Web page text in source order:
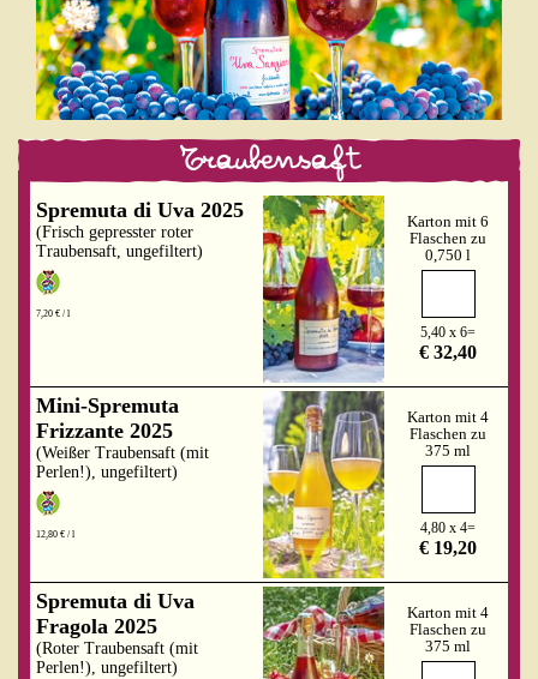
Traubensaft
Spremuta di Uva 2025
(Frisch gepresster roter
Traubensaft, ungefiltert)
7,20 € / l
Karton mit 6
Flaschen zu
0,750 l
5,40 x 6=
€ 32,40
Mini-Spremuta
Frizzante 2025
(Weißer Traubensaft (mit
Perlen!), ungefiltert)
12,80 € / l
Karton mit 4
Flaschen zu
375 ml
4,80 x 4=
€ 19,20
Spremuta di Uva
Fragola 2025
(Roter Traubensaft (mit
Perlen!), ungefiltert)
Karton mit 4
Flaschen zu
375 ml